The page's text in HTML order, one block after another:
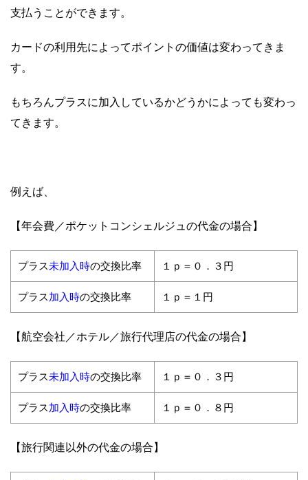
支払うことができます。
カードの利用先によってポイントの価値は変わってきま
す。
もちろんプラスに加入しているかどうかによっても変わっ
てきます。
例えば、
【年会費／ポケットコンシェルジュの代金の場合】
プラス未加入時の交換比率 １ｐ＝０．３円
プラス加入時の交換比率 １ｐ＝１円
【航空会社／ホテル／旅行代理店の代金の場合】
プラス未加入時の交換比率 １ｐ＝０．３円
プラス加入時の交換比率 １ｐ＝０．８円
【旅行関連以外の代金の場合】